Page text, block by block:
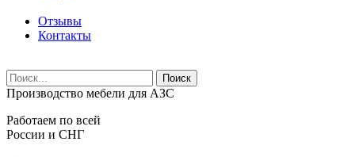
Отзывы
Контакты
Производство мебели для АЗС
Работаем по всей
России и СНГ